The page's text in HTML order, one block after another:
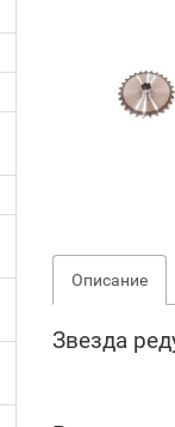
Описание
Звезда